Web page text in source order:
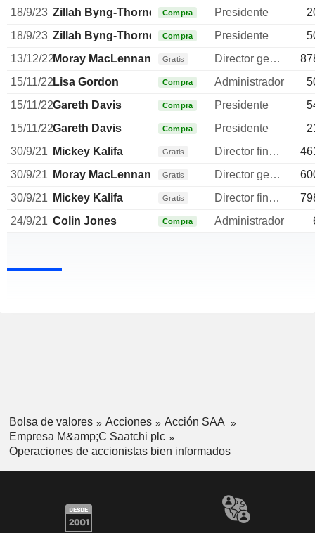
18/9/23 Zillah Byng-Thorne Compra Presidente
18/9/23 Zillah Byng-Thorne Compra Presidente
13/12/22Moray MacLennan Gratis Director general
15/11/22Lisa Gordon Compra Administrador
15/11/22Gareth Davis Compra Presidente
15/11/22Gareth Davis Compra Presidente
30/9/21
Mickey Kalifa Gratis Director financiero
30/9/21
Moray MacLennan Gratis Director general
30/9/21
Mickey Kalifa Gratis Director financiero
24/9/21 Colin Jones Compra Administrador
Bolsa de valores Acciones
Acción SAA
Empresa M&amp;C Saatchi plc
Operaciones de accionistas bien informados